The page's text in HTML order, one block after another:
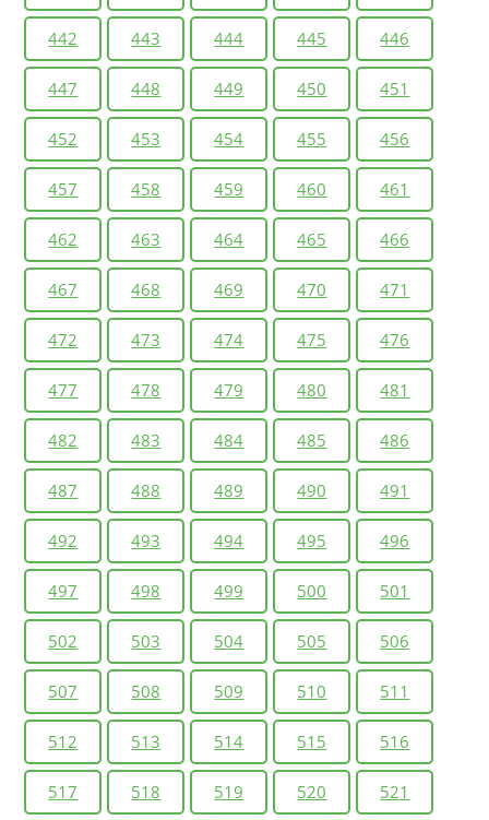
442 443 444 445 446
447 448 449 450 451
452 453 454 455 456
457 458 459 460 461
462 463 464 465 466
467 468 469 470 471
472 473 474 475 476
477 478 479 480 481
482 483 484 485 486
487 488 489 490 491
492 493 494 495 496
497 498 499 500 501
502 503 504 505 506
507 508 509 510 511
512 513 514 515 516
517 518 519 520 521